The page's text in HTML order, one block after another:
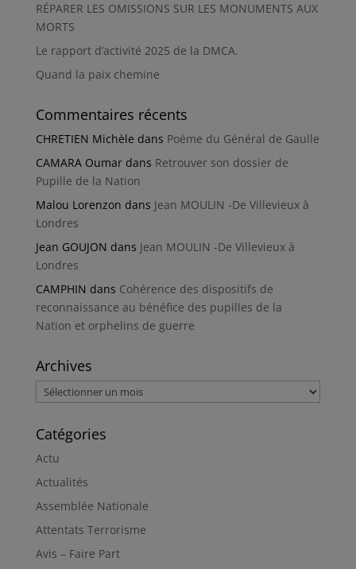
RÉPARER LES OMISSIONS SUR LES MONUMENTS AUX
MORTS
Le rapport d’activité 2025 de la DMCA.
Quand la paix chemine
Commentaires récents
CHRETIEN Michèle dans Poème du Général de Gaulle
CAMARA Oumardans Retrouver son dossier de
Pupille de la Nation
Malou Lorenzon dans Jean MOULIN -De Villevieux à
Londres
Jean GOUJON dans Jean MOULIN -De Villevieux à
Londres
CAMPHIN dans Cohérence des dispositifs de
reconnaissance au bénéfice des pupilles de la
Nation et orphelins de guerre
Archives
Archives
Catégories
Actu
Actualités
Assemblée Nationale
Attentats Terrorisme
Avis – Faire Part